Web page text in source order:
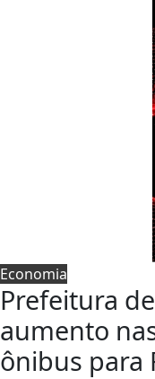
Economia
Prefeitura
aumento
ônibus para